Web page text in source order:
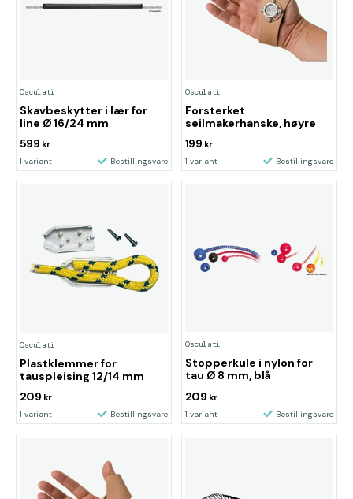
Osculati
Skavbeskytter i lær for
line Ø 16/24 mm
599 kr
1 variant Bestillingsvare
Osculati
Forsterket
seilmakerhanske, høyre
199 kr
1 variant Bestillingsvare
Osculati
Plastklemmer for
tauspleising 12/14 mm
209 kr
1 variant Bestillingsvare
Osculati
Stopperkule i nylon for
tau Ø 8 mm, blå
209 kr
1 variant Bestillingsvare